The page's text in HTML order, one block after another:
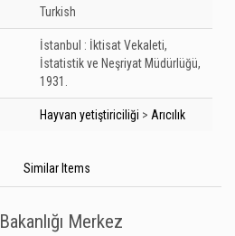
Turkish
İstanbul : İktisat Vekaleti,
İstatistik ve Neşriyat Müdürlüğü,
1931.
Hayvan yetiştiriciliği > Arıcılık
Similar Items
Merkez